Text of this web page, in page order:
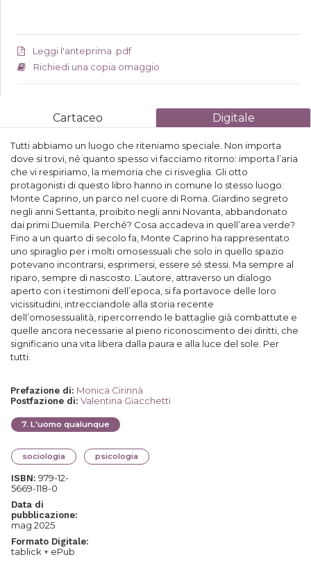
Leggi l'anteprima .pdf
Richiedi una copia omaggio
Cartaceo Digitale
Tutti abbiamo un luogo che riteniamo speciale. Non importa
dove si trovi, né quanto spesso vi facciamo ritorno: importa l’aria
che vi respiriamo, la memoria che ci risveglia. Gli otto
protagonisti di questo libro hanno in comune lo stesso luogo:
Monte Caprino, un parco nel cuore di Roma. Giardino segreto
negli anni Settanta, proibito negli anni Novanta, abbandonato
dai primi Duemila. Perché? Cosa accadeva in quell’area verde?
Fino a un quarto di secolo fa, Monte Caprino ha rappresentato
uno spiraglio per i molti omosessuali che solo in quello spazio
potevano incontrarsi, esprimersi, essere sé stessi. Ma sempre al
riparo, sempre di nascosto. L’autore, attraverso un dialogo
aperto con i testimoni dell’epoca, si fa portavoce delle loro
vicissitudini, intrecciandole alla storia recente
dell’omosessualità, ripercorrendo le battaglie già combattute e
quelle ancora necessarie al pieno riconoscimento dei diritti, che
significano una vita libera dalla paura e alla luce del sole. Per
tutti.
Prefazione di: Monica Cirinnà
Postfazione di: Valentina Giacchetti
7. L'uomo qualunque
sociologia psicologia
ISBN: 979-12-
5669-118-0
Data di
pubblicazione:
mag 2025
Formato Digitale:
tablick + ePub